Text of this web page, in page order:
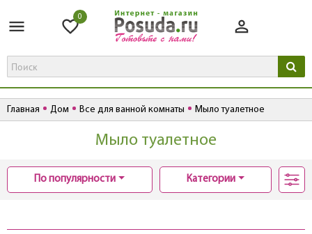
0
Главная Дом Все для ванной комнаты Мыло туалетное
Мыло туалетное
По популярности Категории